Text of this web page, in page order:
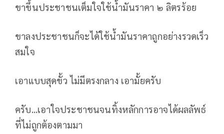
ขาขึ้นประชาชนเต็มใจใช้น้ำมันราคา ๒ ลิตรร้อย
ขาลงประชาชนก็จะได้ใช้น้ำมันราคาถูกอย่างรวดเร็ว
สมใจ
เอาแบบสุดขั้ว ไม่มีตรงกลาง เอามั้ยครับ
ครับ...เอาใจประชาชนจนทิ้งหลักการอาจได้ผลลัพธ์
ที่ไม่ถูกต้องตามมา